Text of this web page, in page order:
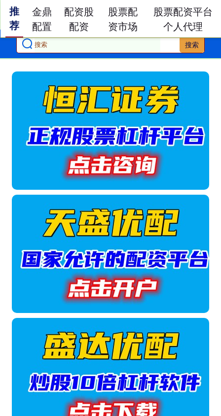
搜索
推
荐
金鼎
配置
配资股
配资
股票配
资市场
股票配资平台
个人代理